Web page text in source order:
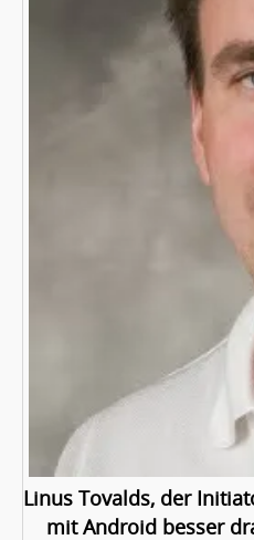
Linus Tovalds, der
mit Android besser